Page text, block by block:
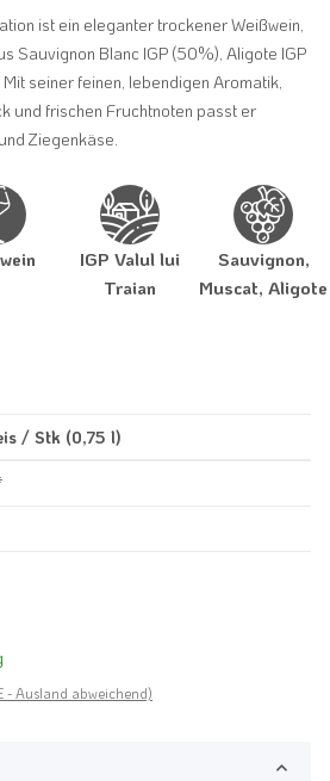
ist ein eleganter trockener Weißwein,
Sauvignon Blanc IGP (50%), Aligote IGP
seiner feinen, lebendigen Aromatik,
und frischen Fruchtnoten passt er
Ziegenkäse.
IGP Valul lui
Traian
Sauvignon,
Muscat, Aligote
/ Stk (0,75 l)
- Ausland abweichend)